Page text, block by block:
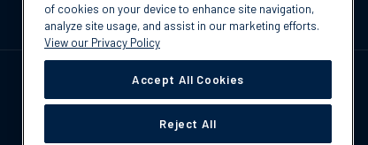
of cookies on your device to enhance site navigation,
analyze site usage, and assist in our marketing efforts.
View our Privacy Policy
Accept All Cookies
Reject All